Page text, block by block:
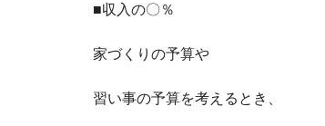
■収入の〇％
家づくりの予算や
習い事の予算を考えるとき、